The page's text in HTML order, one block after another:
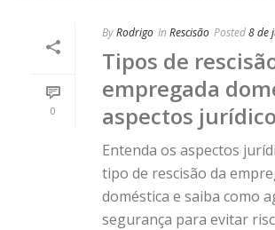
0
ByRodrigo In Rescisão Posted8 de
Tipos de
empregada
aspectos
Entenda os aspectos
tipo de rescisão da
doméstica e saiba como
segurança para evitar